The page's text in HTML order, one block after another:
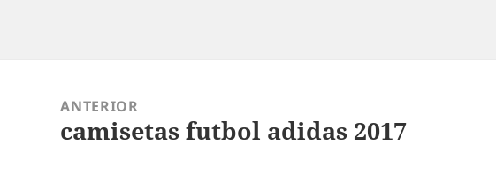
entradas
ANTERIOR
Entrada
camisetas futbol adidas 2017